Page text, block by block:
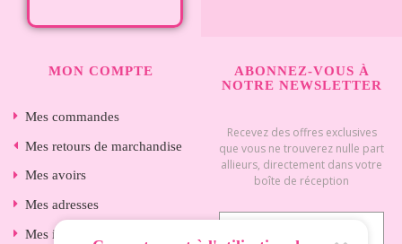
MON COMPTE
Mes commandes
Mes retours de marchandise
Mes avoirs
Mes adresses
Mes informations
ABONNEZ-VOUS À
NOTRE NEWSLETTER
Recevez des offres exclusives
que vous ne trouverez nulle part
allieurs, directement dans votre
boîte de réception